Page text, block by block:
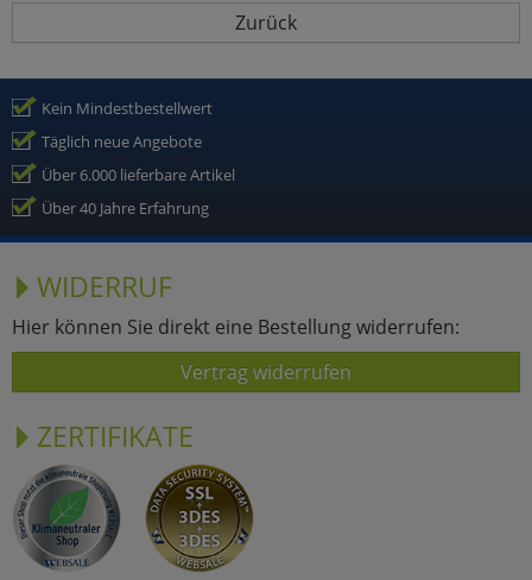
Zurück
Kein Mindestbestellwert
Täglich neue Angebote
Über 6.000 lieferbare Artikel
Über 40 Jahre Erfahrung
WIDERRUF
Hier können Sie direkt eine Bestellung widerrufen:
Vertrag widerrufen
ZERTIFIKATE